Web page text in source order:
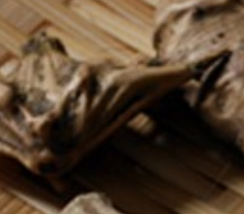
このサ
ー